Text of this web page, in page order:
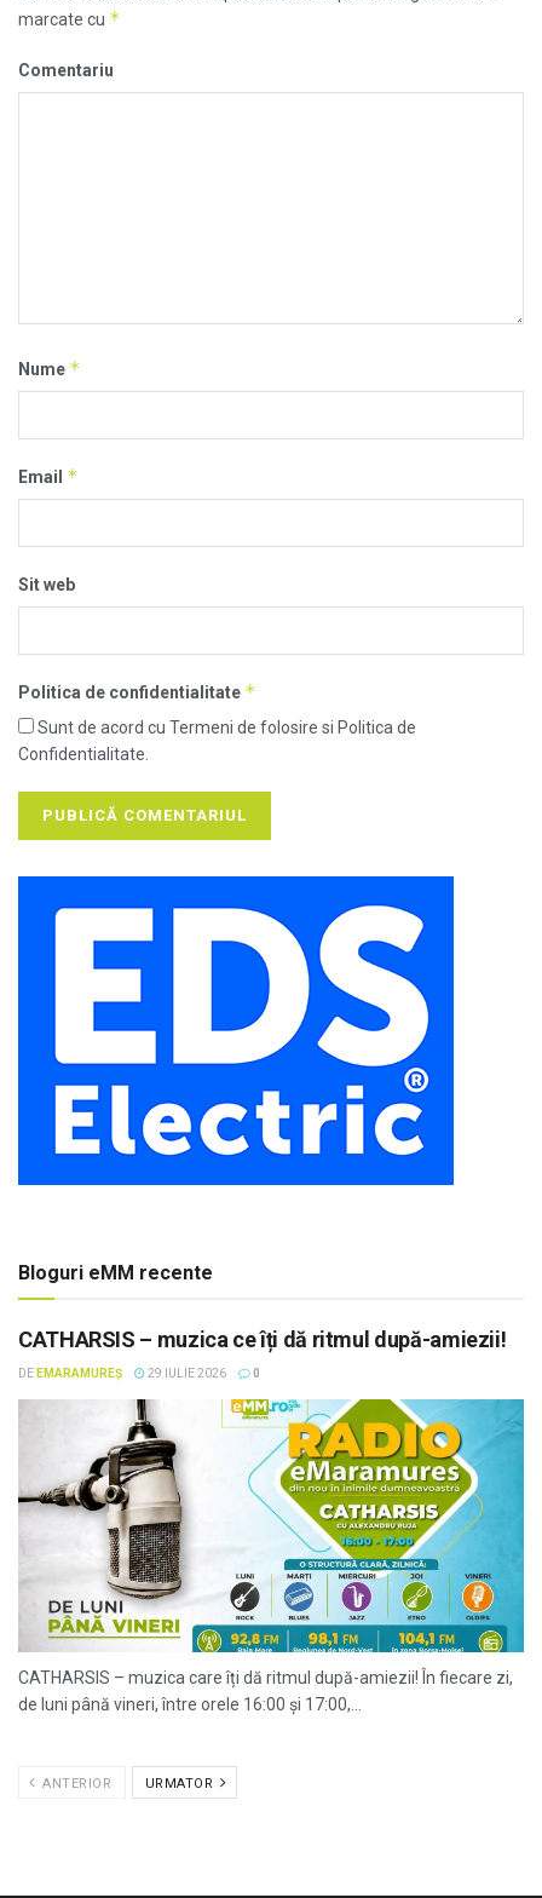
marcate cu *
Comentariu
Nume *
Email *
Sit web
Politica de confidentialitate *
Sunt de acord cu Termeni de folosire si Politica de
Confidentialitate.
Bloguri eMM recente
CATHARSIS – muzica ce îți dă ritmul după-amiezii!
DE EMARAMUREȘ 29 IULIE 2026 0
CATHARSIS – muzica care îți dă ritmul după-amiezii! În fiecare zi,
de luni până vineri, între orele 16:00 și 17:00,...
ANTERIOR URMATOR